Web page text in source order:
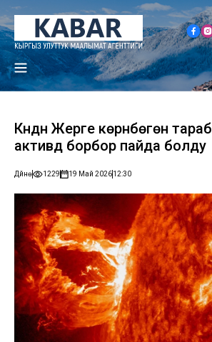
Күндүн Жерге көрүнбөгөн
активдүү борбор пайда болду
Дүйнө 1229 19 Май 202612:30